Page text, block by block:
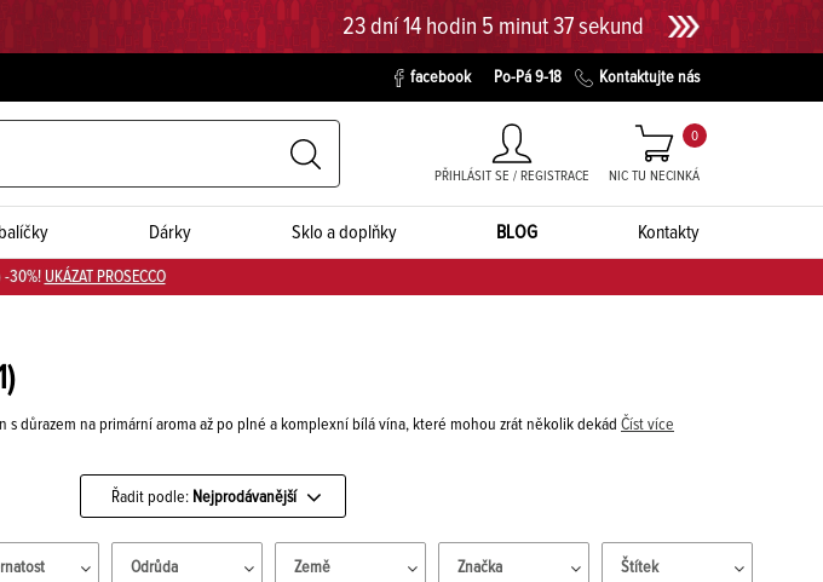
23 dní 14 hodin 5 minut 36 sekund
facebook Po-Pá 9-18 Kontaktujte nás
PŘIHLÁSIT SE / REGISTRACE NIC TU NECINKÁ
0
Dárky Sklo a doplňky BLOG Kontakty
-30%! UKÁZAT PROSECCO
důrazem na primární aroma až po plné a komplexní bílá vína, které mohou zrát několik dekád Číst více
Řadit podle: Nejprodávanější
Odrůda Země Značka Štítek